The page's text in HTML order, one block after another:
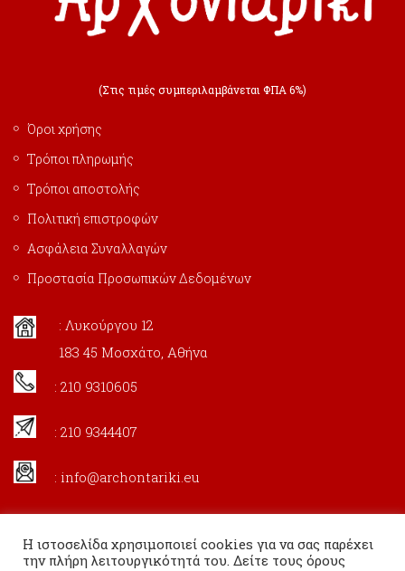
(Στις τιμές συμπεριλαμβάνεται ΦΠΑ 6%)
Όροι χρήσης
Τρόποι πληρωμής
Τρόποι αποστολής
Πολιτική επιστροφών
Ασφάλεια Συναλλαγών
Προστασία Προσωπικών Δεδομένων
: Λυκούργου 12
183 45 Μοσχάτο, Αθήνα
: 210 9310605
: 210 9344407
: info@archontariki.eu
Η ιστοσελίδα χρησιμοποιεί cookies για να σας παρέχει
την πλήρη λειτουργικότητά του. Δείτε τους όρους